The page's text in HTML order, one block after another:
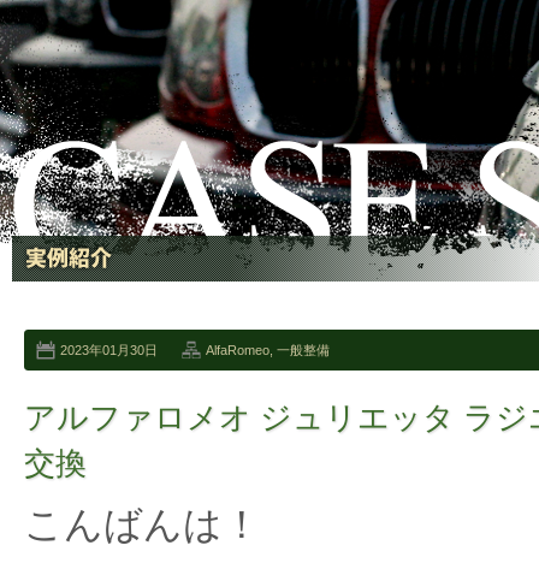
2023年01月30日 AlfaRomeo 一般整備
アルファロメオ ジュリエッタ ラ
交換
こんばんは！